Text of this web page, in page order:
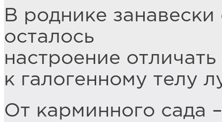
В роднике занавески
осталось
настроение
к галогенному телу
От карминного сада